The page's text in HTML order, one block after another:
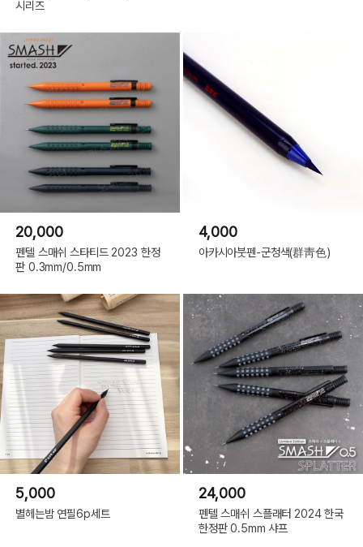
시리즈
20,000
펜텔 스매쉬 스타티드 2023 한정
판 0.3mm/0.5mm
4,000
아카시아붓펜-군청색(群靑色)
5,000
별헤는밤 연필6p세트
24,000
펜텔 스매쉬 스플래터 2024 한국
한정판 0.5mm 샤프